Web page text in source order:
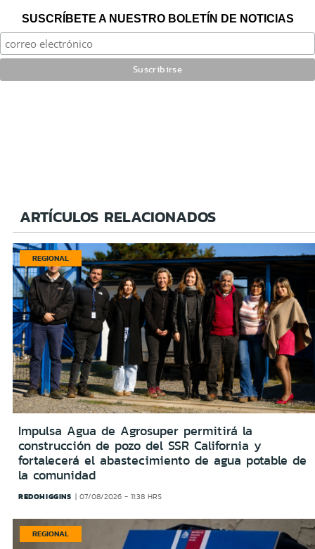
SUSCRÍBETE A NUESTRO BOLETÍN DE NOTICIAS
ARTÍCULOS RELACIONADOS
REGIONAL
Impulsa Agua de Agrosuper permitirá la
construcción de pozo del SSR California y
fortalecerá el abastecimiento de agua potable de
la comunidad
REDOHIGGINS 07/08/2026 - 11:38 HRS
REGIONAL